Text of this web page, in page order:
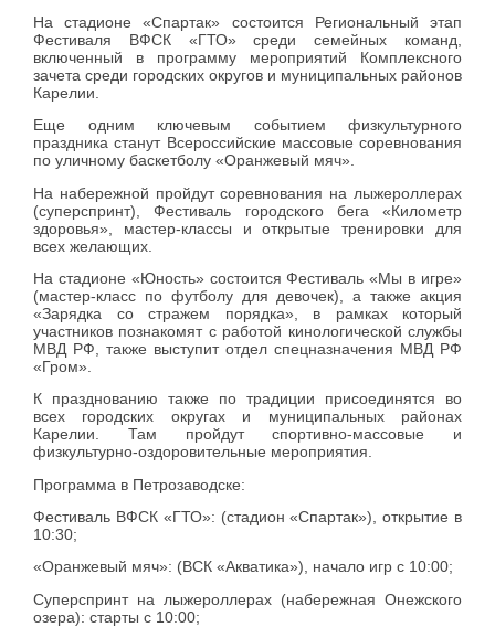
На стадионе «Спартак» состоится Региональный этап
Фестиваля ВФСК «ГТО» среди семейных команд,
включенный в программу мероприятий Комплексного
зачета среди городских округов и муниципальных районов
Карелии.
Еще одним ключевым событием физкультурного
праздника станут Всероссийские массовые соревнования
по уличному баскетболу «Оранжевый мяч».
На набережной пройдут соревнования на лыжероллерах
(суперспринт), Фестиваль городского бега «Километр
здоровья», мастер-классы и открытые тренировки для
всех желающих.
На стадионе «Юность» состоится Фестиваль «Мы в игре»
(мастер-класс по футболу для девочек), а также акция
«Зарядка со стражем порядка», в рамках который
участников познакомят с работой кинологической службы
МВД РФ, также выступит отдел спецназначения МВД РФ
«Гром».
К празднованию также по традиции присоединятся во
всех городских округах и муниципальных районах
Карелии. Там пройдут спортивно-массовые и
физкультурно-оздоровительные мероприятия.
Программа в Петрозаводске:
Фестиваль ВФСК «ГТО»: (стадион «Спартак»), открытие в
10:30;
«Оранжевый мяч»: (ВСК «Акватика»), начало игр с 10:00;
Суперспринт на лыжероллерах (набережная Онежского
озера): старты с 10:00;